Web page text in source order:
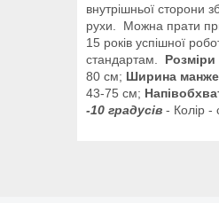
внутрішньої сторони
рухи
Можна прати
15 років успішної
стандартам
80 см; Ширина
43-75 см;
-10 градусів - Колір -